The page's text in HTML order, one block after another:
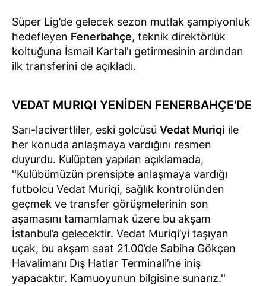
Süper Lig’de gelecek sezon mutlak şampiyonluk
hedefleyen Fenerbahçe, teknik direktörlük
koltuğuna İsmail Kartal'ı getirmesinin ardından
ilk transferini de açıkladı.
VEDAT MURIQI YENİDEN FENERBAHÇE'DE
Sarı-lacivertliler, eski golcüsü Vedat Muriqi ile
her konuda anlaşmaya vardığını resmen
duyurdu. Kulüpten yapılan açıklamada,
''Kulübümüzün prensipte anlaşmaya vardığı
futbolcu Vedat Muriqi, sağlık kontrolünden
geçmek ve transfer görüşmelerinin son
aşamasını tamamlamak üzere bu akşam
İstanbul’a gelecektir. Vedat Muriqi’yi taşıyan
uçak, bu akşam saat 21.00’de Sabiha Gökçen
Havalimanı Dış Hatlar Terminali’ne iniş
yapacaktır. Kamuoyunun bilgisine sunarız.''